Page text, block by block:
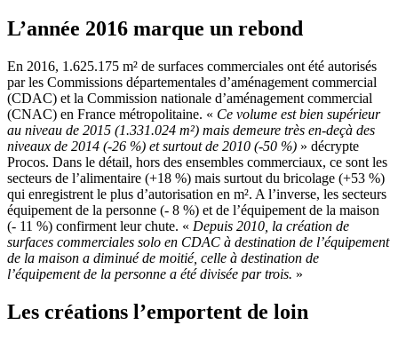
L’année 2016 marque un rebond
En 2016, 1.625.175 m² de surfaces commerciales ont été autorisés
par les Commissions départementales d’aménagement commercial
(CDAC) et la Commission nationale d’aménagement commercial
(CNAC) en France métropolitaine. « Ce volume est bien supérieur
au niveau de 2015 (1.331.024 m²) mais demeure très en-deçà des
niveaux de 2014 (-26 %) et surtout de 2010 (-50 %) » décrypte
Procos. Dans le détail, hors des ensembles commerciaux, ce sont les
secteurs de l’alimentaire (+18 %) mais surtout du bricolage (+53 %)
qui enregistrent le plus d’autorisation en m². A l’inverse, les secteurs
équipement de la personne (- 8 %) et de l’équipement de la maison
(- 11 %) confirment leur chute. « Depuis 2010, la création de
surfaces commerciales solo en CDAC à destination de l’équipement
de la maison a diminué de moitié, celle à destination de
l’équipement de la personne a été divisée par trois. »
Les créations l’emportent de loin